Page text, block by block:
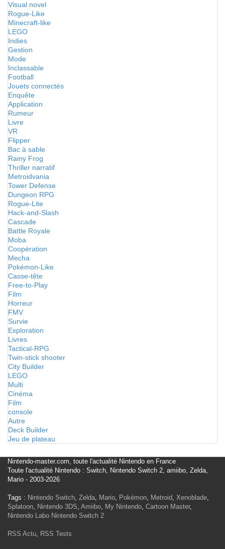
Visual novel
Rogue-Like
Minecraft-like
LEGO
Indies
Gestion
Mode
Inclassable
Football
Jouets connectés
Enquête
Application
Rumeur
Livre
VR
Flipper
Bac à sable
Rainy Frog
Thriller narratif
Metroidvania
Tower Defense
Dungeon RPG
Rogue-Lite
Hack-and-Slash
Cascade
Battle Royale
Moba
Coopération
Mecha
Pokémon-Like
Casse-tête
Free-to-Play
Film
Horreur
FMV
Survie
Exploration
Livres
Tactical-RPG
Twin-stick shooter
City Builder
LEGO
Multi
Cinéma
Film
console
Autre
Deck Builder
Jeu de plateau
Nintendo-master.com, toute l'actualité Nintendo en France
Toute l'actualité Nintendo : Switch, Nintendo Switch 2, amiibo, Zelda,
Mario - 2003-2026
Tags : Nintendo Switch, Zelda, Mario, Pokémon, Metroid, Xenoblade,
Splatoon, Nintendo 3DS, Amiibo, My Nintendo, Cartoon Master,
Nintendo Labo Nintendo Switch 2
RSS Actu, RSS Tests